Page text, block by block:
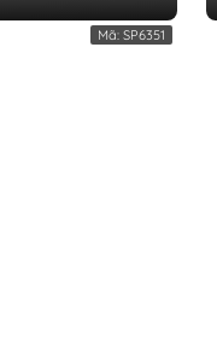
Mã: SP6351